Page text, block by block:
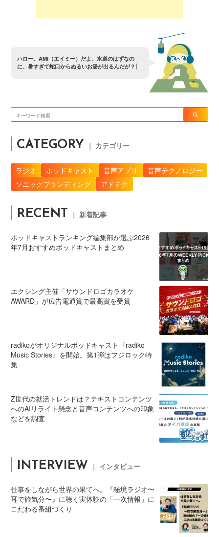
ハロー、 AMI（エイ ミ ー） だよ 。 水道のはずなの
に、 暑すぎて蛇口からぬるいお湯が出るんだが？
CATEGORY ｜ カテゴリー
ラジオ ポッドキャスト 音声アプリ
音声テクノロジー
ソニックブランディング
アドテク
RECENT ｜ 新着記事
ポッドキャストランキング編集部が選ぶ2026
年7月おすすめポッドキャストまとめ
エクシング主催「サウンドロゴカラオケ
AWARD」が広告電通賞で最高賞を受賞
radikoがオリジナルポッドキャスト『radiko
Music Stories』を開始。第1弾はフジロック特
集
Z世代の就活トレンドは？テキストコンテンツ
へのAIリライト懸念と音声コンテンツへの印象
などを調査
INTERVIEW ｜ インタビュー
仕事をしながら世界の果てへ。『秘境ラジオ〜
耳で旅気分〜』に聴く実体験の「一次情報」に
こだわる番組づくり